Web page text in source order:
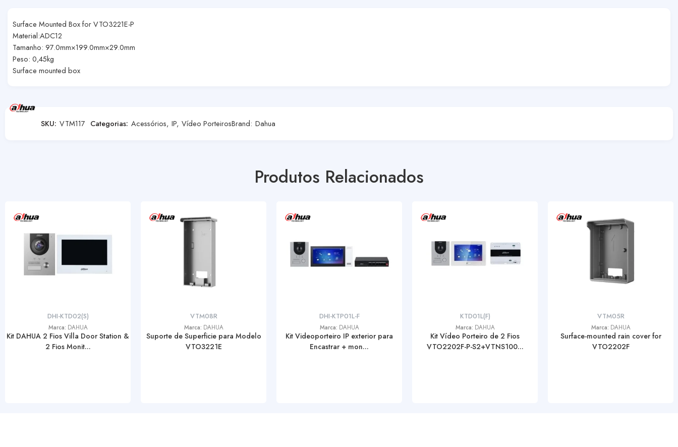
Surface Mounted Box for VTO3221E-P
Material:ADC12
Tamanho: 97.0mm×199.0mm×29.0mm
Peso: 0,45kg
Surface mounted box
SKU: VTM117 Categorias: Acessórios, IP, Vídeo PorteirosBrand: Dahua
Produtos Relacionados
DHI-KTD02(S)
Marca: DAHUA
Kit DAHUA 2 Fios Villa Door Station &
2 Fios Monit...
VTM08R
Marca: DAHUA
Suporte de Superficie para Modelo
VTO3221E
DHI-KTP01L-F
Marca: DAHUA
Kit Videoporteiro IP exterior para
Encastrar + mon...
KTD01L(F)
Marca: DAHUA
Kit Vídeo Porteiro de 2 Fios
VTO2202F-P-S2+VTNS100...
VTM05R
Marca: DAHUA
Surface-mounted rain cover for
VTO2202F